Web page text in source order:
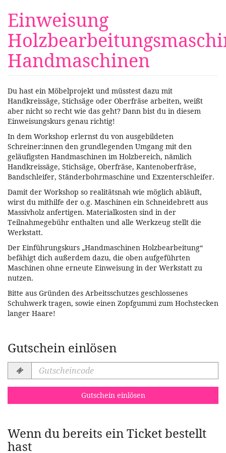
Haupt-
Inhalt
springen
Einweisung
Handmaschinen
Du hast ein Möbelprojekt und müsstest dazu mit
Handkreissäge, Stichsäge oder Oberfräse arbeiten, weißt
aber nicht so recht wie das geht? Dann bist du in diesem
Einweisungskurs genau richtig!
In dem Workshop erlernst du von ausgebildeten
Schreiner:innen den grundlegenden Umgang mit den
geläufigsten Handmaschinen im Holzbereich, nämlich
Handkreissäge, Stichsäge, Oberfräse, Kantenoberfräse,
Bandschleifer, Ständerbohrmaschine und Exzenterschleifer.
Damit der Workshop so realitätsnah wie möglich abläuft,
wirst du mithilfe der o.g. Maschinen ein Schneidebrett aus
Massivholz anfertigen. Materialkosten sind in der
Teilnahmegebühr enthalten und alle Werkzeug stellt die
Werkstatt.
Der Einführungskurs „Handmaschinen Holzbearbeitung“
befähigt dich außerdem dazu, die oben aufgeführten
Maschinen ohne erneute Einweisung in der Werkstatt zu
nutzen.
Bitte aus Gründen des Arbeitsschutzes geschlossenes
Schuhwerk tragen, sowie einen Zopfgummi zum Hochstecken
langer Haare!
Gutschein einlösen
Gutscheincode
erforderlich
Gutschein einlösen
Wenn du bereits ein Ticket bestellt
hast